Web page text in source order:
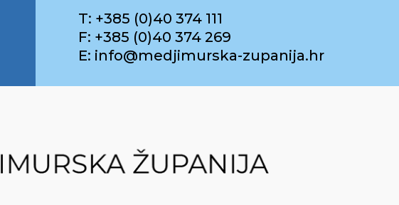
T: +385 (0)40 374 111
F: +385 (0)40 374 269
E: info@medjimurska-zupanija.hr